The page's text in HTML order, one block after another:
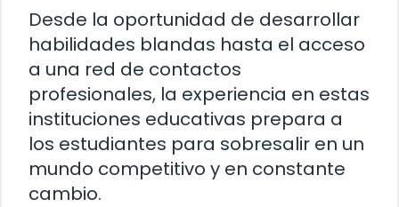
Desde la oportunidad de desarrollar
habilidades blandas hasta el acceso
a una red de contactos
profesionales, la experiencia en estas
instituciones educativas prepara a
los estudiantes para sobresalir en un
mundo competitivo y en constante
cambio.